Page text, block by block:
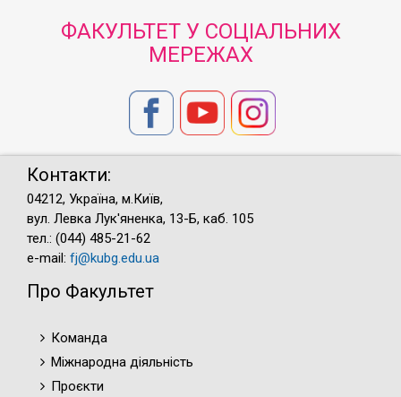
ФАКУЛЬТЕТ У СОЦІАЛЬНИХ
МЕРЕЖАХ
Контакти:
04212, Україна, м.Київ,
вул. Левка Лук'яненка, 13-Б, каб. 105
тел.: (044) 485-21-62
e-mail: fj@kubg.edu.ua
Про Факультет
Команда
Міжнародна діяльність
Проєкти